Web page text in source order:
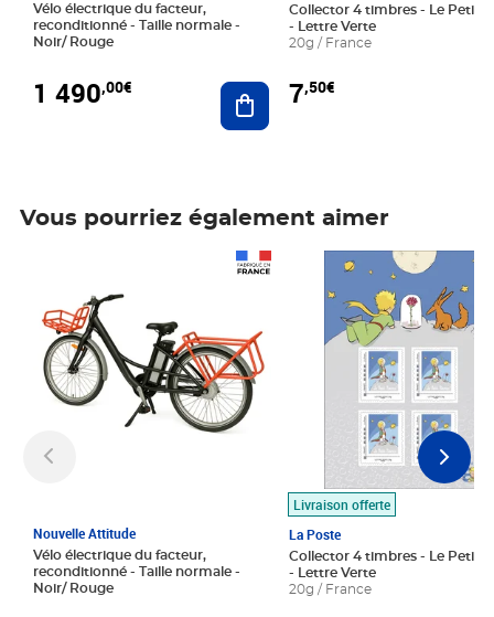
Vélo électrique du facteur,
reconditionné - Taille normale -
Noir/ Rouge
1 490,00€ Ajouter au panier
Collector 4 timbres - Le Petit
- Lettre Verte
20g / France
7,50€
Vous pourriez également aimer
Nouvelle Attitude
Vélo électrique du facteur,
reconditionné - Taille normale -
Noir/ Rouge
Livraison offerte
La Poste
Collector 4 timbres - Le Petit
- Lettre Verte
20g / France
Prix 7,50€